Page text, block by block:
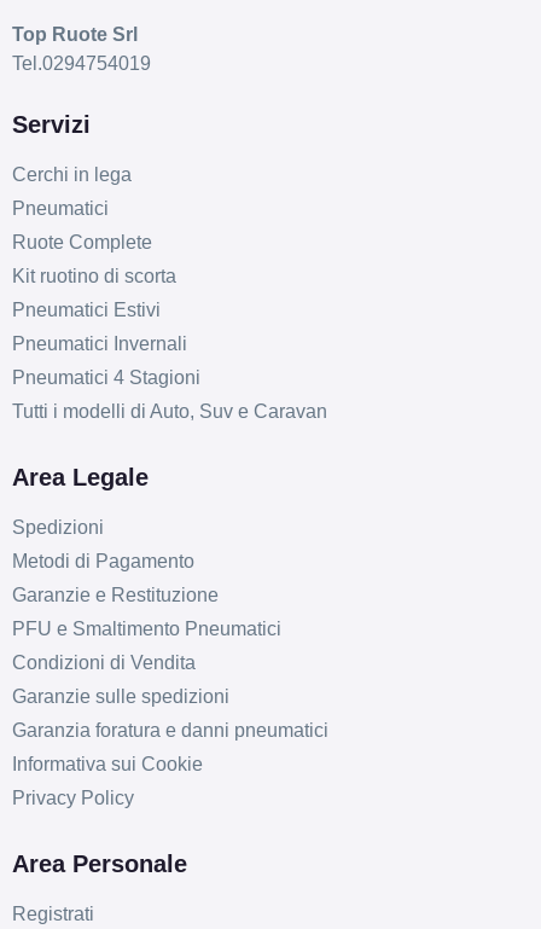
Top Ruote Srl
Tel.0294754019
Servizi
Cerchi in lega
Pneumatici
Ruote Complete
Kit ruotino di scorta
Pneumatici Estivi
Pneumatici Invernali
Pneumatici 4 Stagioni
Tutti i modelli di Auto, Suv e Caravan
Area Legale
Spedizioni
Metodi di Pagamento
Garanzie e Restituzione
PFU e Smaltimento Pneumatici
Condizioni di Vendita
Garanzie sulle spedizioni
Garanzia foratura e danni pneumatici
Informativa sui Cookie
Privacy Policy
Area Personale
Registrati